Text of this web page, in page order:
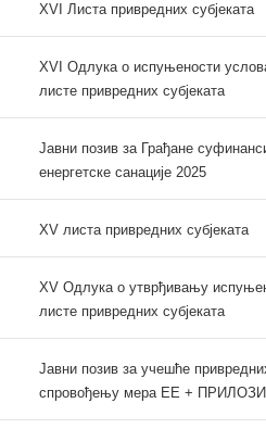
XVI Листа привредних субјеката
XVI Одлука о испуњености
листе привредних субјеката
Јавни позив за Грађане
енергетске санације 2025
XV листа привредних субјеката
XV Одлука о утврђивању
листе привредних субјеката
Јавни позив за учешће
спровођењу мера ЕЕ + ПРИЛОЗИ